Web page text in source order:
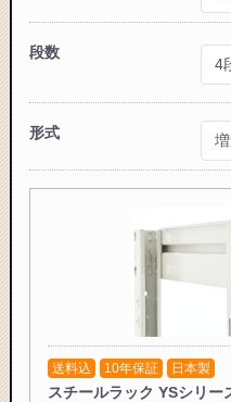
段数
形式
送料込 10年保証 日本製
スチールラック YSシリ
カ
無料
お買